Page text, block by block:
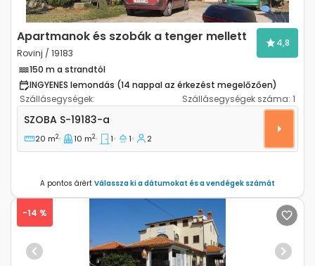
Apartmanok és szobák a tenger mellett
Rovinj / 19183
4,8
150 m a strandtól
INGYENES lemondás (14 nappal az érkezést megelőzően)
Szállásegységek:
Szállásegységek száma: 1
Szoba Rovinj S-19183-a
SZOBA S-19183-a
20 m2 10 m2 1 1 2
A pontos árért Válassza ki a dátumokat és a vendégek számát
Previous Next
-14 %